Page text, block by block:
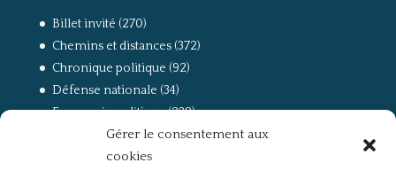
Gérer le consentement aux
cookies
Billet invité (270)
Chemins et distances(372)
Chronique politique (92)
Défense nationale (34)
Economie politique(238)
(168)
La guerre, la Résistance et la Déportation